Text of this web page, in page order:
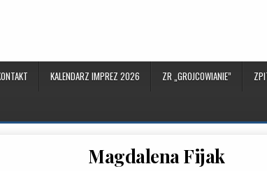
KALENDARZ IMPREZ 2026 ZR „GROJCOWIANIE”
Magdalena Fijak